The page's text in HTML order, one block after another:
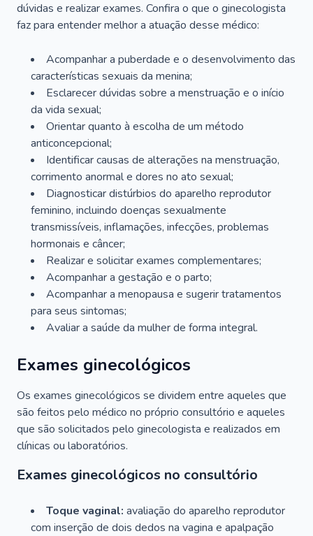
dúvidas e realizar exames. Confira o que o ginecologista
faz para entender melhor a atuação desse médico:
Acompanhar a puberdade e o desenvolvimento das
características sexuais da menina;
Esclarecer dúvidas sobre a menstruação e o início
da vida sexual;
Orientar quanto à escolha de um método
anticoncepcional;
Identificar causas de alterações na menstruação,
corrimento anormal e dores no ato sexual;
Diagnosticar distúrbios do aparelho reprodutor
feminino, incluindo doenças sexualmente
transmissíveis, inflamações, infecções, problemas
hormonais e câncer;
Realizar e solicitar exames complementares;
Acompanhar a gestação e o parto;
Acompanhar a menopausa e sugerir tratamentos
para seus sintomas;
Avaliar a saúde da mulher de forma integral.
Exames ginecológicos
Os exames ginecológicos se dividem entre aqueles que
são feitos pelo médico no próprio consultório e aqueles
que são solicitados pelo ginecologista e realizados em
clínicas ou laboratórios.
Exames ginecológicos no consultório
Toque vaginal: avaliação do aparelho reprodutor
com inserção de dois dedos na vagina e apalpação